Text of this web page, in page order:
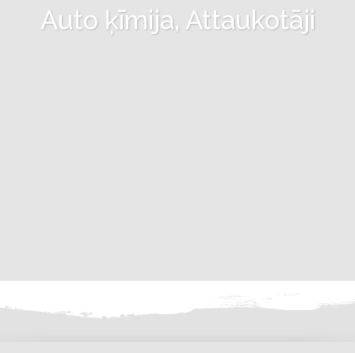
Auto ķīmija, Attaukotāji